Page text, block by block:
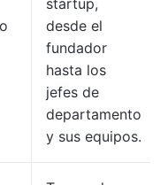
startup,
desde el
fundador
hasta los
jefes de
departamento
y sus equipos.